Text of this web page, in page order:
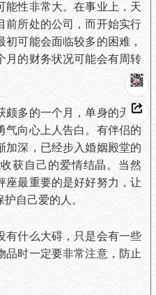
能性非常大。在事业上，天
前所处的公司，而开始实行
可能会面临较多的困难，
月的财务状况可能会有周转
颇多的一个月，单身的天秤
气向心上人告白。有伴侣的
加深，已经步入婚姻殿堂的
获自己的爱情结晶。当然
座最重要的是好好努力，让
自己爱的人。
有什么大碍，只是会有一些
品时一定要非常注意，防止